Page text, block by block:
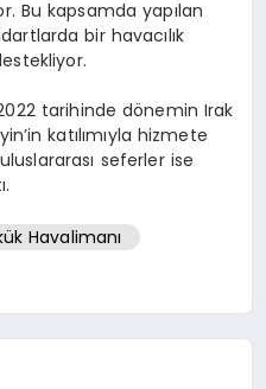
Bu kapsamda yapılan
bir havacılık
tarihinde dönemin Irak
katılımıyla hizmete
seferler ise
Havalimanı